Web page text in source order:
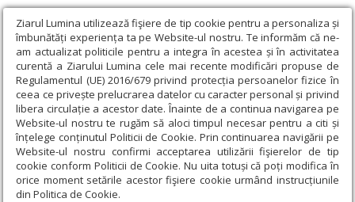
Ziarul Lumina utilizează fişiere de tip cookie pentru a personaliza și
îmbunătăți experiența ta pe Website-ul nostru. Te informăm că ne-
am actualizat politicile pentru a integra în acestea și în activitatea
curentă a Ziarului Lumina cele mai recente modificări propuse de
Regulamentul (UE) 2016/679 privind protecția persoanelor fizice în
ceea ce privește prelucrarea datelor cu caracter personal și privind
libera circulație a acestor date. Înainte de a continua navigarea pe
Website-ul nostru te rugăm să aloci timpul necesar pentru a citi și
înțelege conținutul Politicii de Cookie. Prin continuarea navigării pe
Website-ul nostru confirmi acceptarea utilizării fişierelor de tip
cookie conform Politicii de Cookie. Nu uita totuși că poți modifica în
orice moment setările acestor fişiere cookie urmând instrucțiunile
din Politica de Cookie.
Ziarul Lumina › Actualitate religioasă › Știri › Proloagele: în
fiecare zi împreună cu Sfinţii
Proloagele: în fiecare zi împreună cu Sfinţii